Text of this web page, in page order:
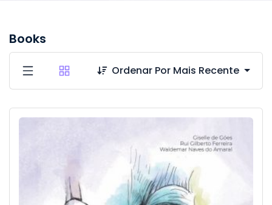
Books
Ordenar Por Mais Recente